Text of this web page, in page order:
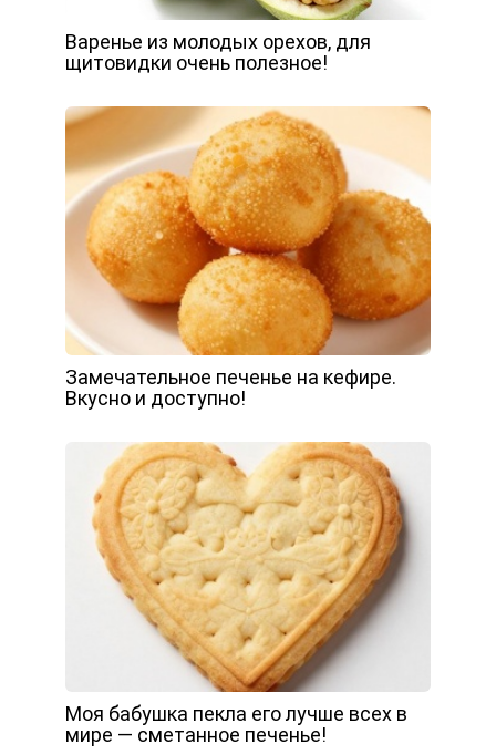
Варенье из молодых орехов, для
щитовидки очень полезное!
Замечательное печенье на кефире.
Вкусно и доступно!
Моя бабушка пекла его лучше всех в
мире — сметанное печенье!